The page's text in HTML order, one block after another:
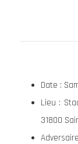
Date :
Lieu :
31800